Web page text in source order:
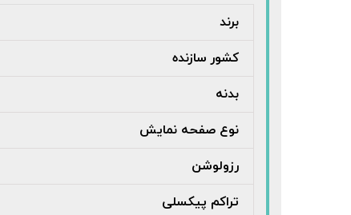
برند
کشور سازنده
بدنه
نوع صفحه نمایش
رزولوشن
تراکم پیکسلی